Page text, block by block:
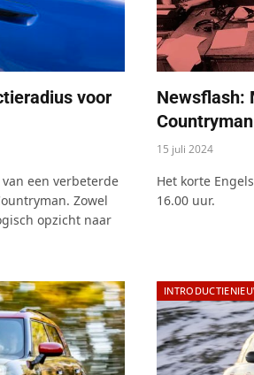
voor
een verbeterde
Zowel
opzicht naar
Newsflash:
Countryman
15 juli 2024
Het korte
16.00 uur.